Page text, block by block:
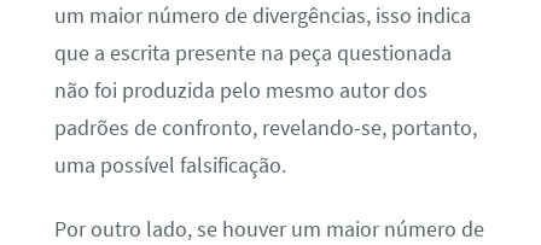
um maior número de divergências, isso indica
que a escrita presente na peça questionada
não foi produzida pelo mesmo autor dos
padrões de confronto, revelando-se, portanto,
uma possível falsificação.
Por outro lado, se houver um maior número de